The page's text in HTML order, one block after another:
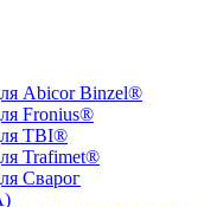
Abicor Binzel®
Fronius®
TBI®
Trafimet®
Сварог